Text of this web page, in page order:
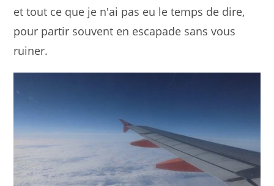
et tout ce que je n'ai pas eu le temps de dire,
pour partir souvent en escapade sans vous
ruiner.